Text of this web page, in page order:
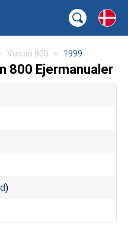
Vulcan 800 1999
800 Ejermanualer
)